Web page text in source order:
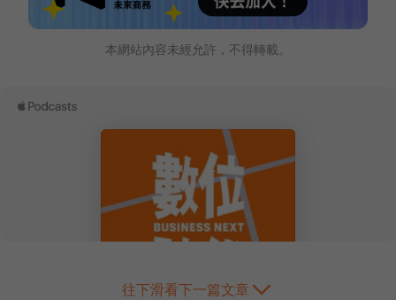
本網站內容未經允許，不得轉載。
往下滑看下一篇文章